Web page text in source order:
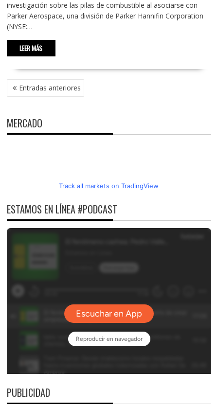
investigación sobre las pilas de combustible al asociarse con
Parker Aerospace, una división de Parker Hannifin Corporation
(NYSE:…
LEER MÁS
NAVEGACIÓN
DE Entradas anteriores
MERCADO
Track all markets on TradingView
ESTAMOS EN LÍNEA #PODCAST
PUBLICIDAD